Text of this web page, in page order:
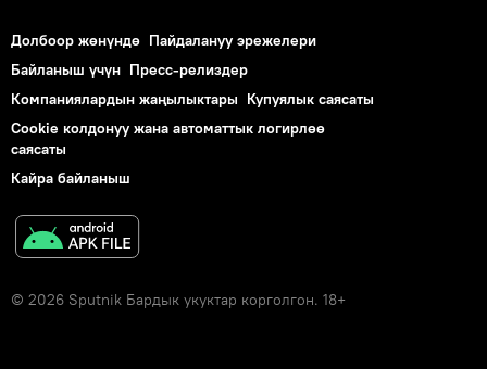
Долбоор жөнүндө Пайдалануу эрежелери
Байланыш үчүн Пресс-релиздер
Компаниялардын жаңылыктары Купуялык саясаты
Cookie колдонуу жана автоматтык логирлөө
саясаты
Кайра байланыш
© 2026 Sputnik Бардык укуктар корголгон. 18+